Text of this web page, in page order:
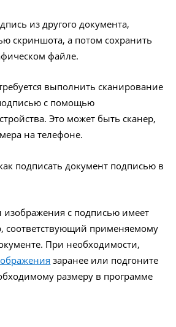
из другого документа,
скриншота, а потом сохранить
файле.
выполнить сканирование
с помощью
Это может быть сканер,
на телефоне.
подписать документ подписью в
изображения с подписью имеет
соответствующий применяемому
При необходимости,
заранее или подгоните
размеру в программе